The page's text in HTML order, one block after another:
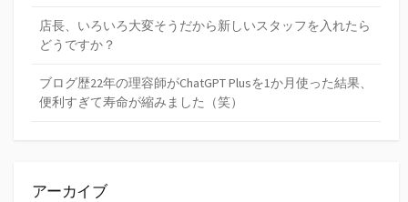
店長、いろいろ大変そうだから新しいスタッフを入れたら
どうですか？
ブログ歴22年の理容師がChatGPT Plusを1か月使った結果、
便利すぎて寿命が縮みました（笑）
アーカイブ